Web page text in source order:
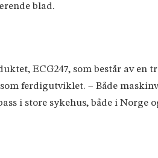
blad.
ECG247, som består av
ferdigutviklet. – Både
i store sykehus, både i Norge